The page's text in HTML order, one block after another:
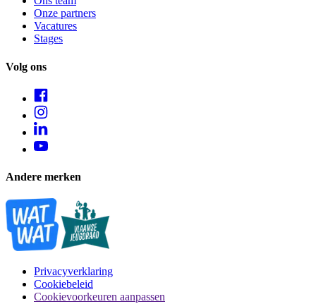
Onze partners
Vacatures
Stages
Volg ons
Andere merken
Privacyverklaring
Cookiebeleid
Cookievoorkeuren aanpassen